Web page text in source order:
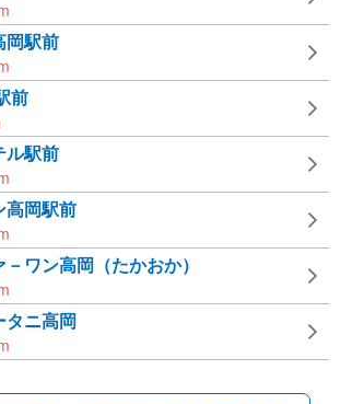
岡駅前
前
ル駅前
高岡駅前
ワン高岡（たかおか）
タニ高岡